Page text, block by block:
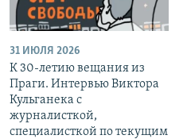
31 ИЮЛЯ 2026
К 30-летию вещания из
Праги. Интервью Виктора
Кульганека с
журналисткой,
специалисткой по текущим